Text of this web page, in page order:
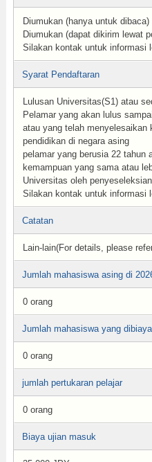
Diumukan (hanya untuk dibaca)
Diumukan (dapat dikirim lewat
Silakan kontak untuk informasi
Syarat Pendaftaran
Lulusan Universitas(S1) atau
Pelamar yang akan lulus
atau yang telah menyelesaikan
pendidikan di negara asing
pelamar yang berusia 22 tahun
kemampuan yang sama atau
Universitas oleh
Silakan kontak untuk informasi
Catatan
Lain-lain(For details, please
Jumlah mahasiswa asing di
0 orang
Jumlah mahasiswa yang
0 orang
jumlah pertukaran pelajar
0 orang
Biaya ujian masuk